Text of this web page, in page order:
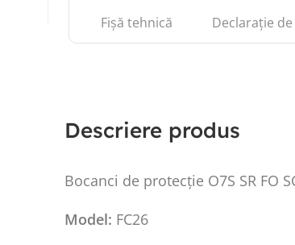
Fișă tehnică Declarație
Descriere produs
Bocanci de protecție O7S SR FO
Model: FC26